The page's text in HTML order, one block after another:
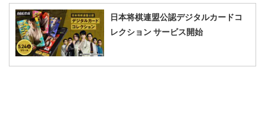
日本将棋連盟公認デジタルカードコ
レクション サービス開始